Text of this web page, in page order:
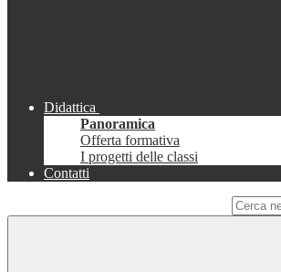
Didattica
Panoramica
Offerta formativa
I progetti delle classi
Contatti